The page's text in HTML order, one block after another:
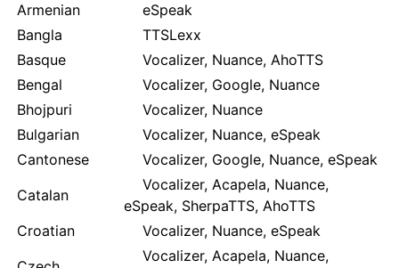
Armenian
eSpeak
Bangla
TTSLexx
Basque
Vocalizer, Nuance, AhoTTS
Bengal
Vocalizer, Google, Nuance
Bhojpuri
Vocalizer, Nuance
Bulgarian
Vocalizer, Nuance, eSpeak
Cantonese
Vocalizer, Google, Nuance, eSpeak
Catalan
Vocalizer, Acapela, Nuance,
eSpeak, SherpaTTS, AhoTTS
Croatian
Vocalizer, Nuance, eSpeak
Vocalizer, Acapela, Nuance,